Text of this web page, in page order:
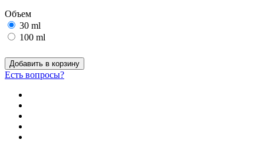
Объем
30 ml
100 ml
Добавить в корзину
Есть вопросы?